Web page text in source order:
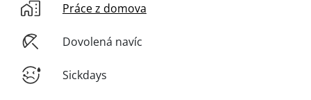
Práce z domova
Dovolená navíc
Sickdays